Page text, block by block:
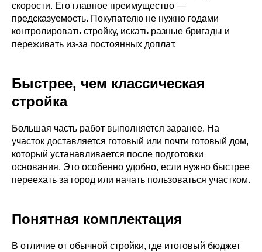
скорости. Его главное преимущество —
предсказуемость. Покупателю не нужно годами
контролировать стройку, искать разные бригады и
переживать из-за постоянных доплат.
Быстрее, чем классическая
стройка
Большая часть работ выполняется заранее. На
участок доставляется готовый или почти готовый дом,
который устанавливается после подготовки
основания. Это особенно удобно, если нужно быстрее
переехать за город или начать пользоваться участком.
Понятная комплектация
В отличие от обычной стройки, где итоговый бюджет